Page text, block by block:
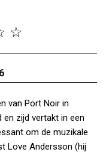
☆
van Port Noir in
zijd vertakt in een
om de muzikale
Love Andersson (hij